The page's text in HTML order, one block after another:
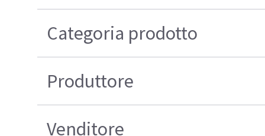
Categoria prodotto
Produttore
Venditore